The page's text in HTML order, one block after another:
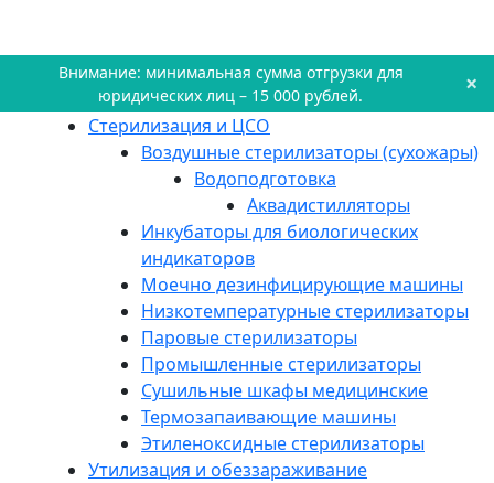
Внимание: минимальная сумма отгрузки для
юридических лиц – 15 000 рублей.
×
Стерилизация и ЦСО
Воздушные стерилизаторы (сухожары)
Водоподготовка
Аквадистилляторы
Инкубаторы для биологических
индикаторов
Моечно дезинфицирующие машины
Низкотемпературные стерилизаторы
Паровые стерилизаторы
Промышленные стерилизаторы
Сушильные шкафы медицинские
Термозапаивающие машины
Этиленоксидные стерилизаторы
Утилизация и обеззараживание